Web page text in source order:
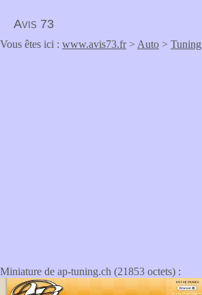
Avis 73
Vous êtes ici : www.avis73.fr> Auto > Tuning
Miniature de ap-tuning.ch (21853 octets) :